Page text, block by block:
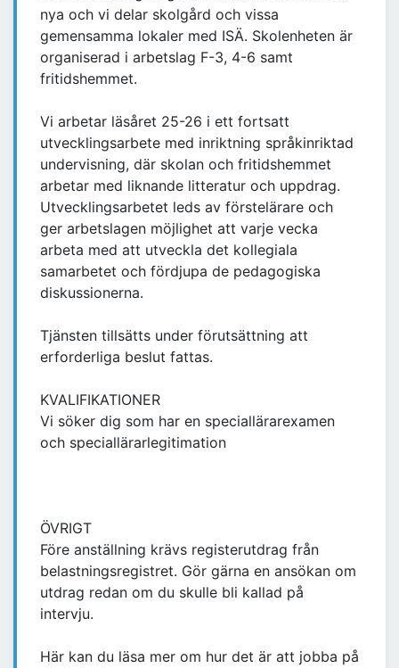
nya och vi delar skolgård och vissa
gemensamma lokaler med ISÄ. Skolenheten är
organiserad i arbetslag F-3, 4-6 samt
fritidshemmet.
Vi arbetar läsåret 25-26 i ett fortsatt
utvecklingsarbete med inriktning språkinriktad
undervisning, där skolan och fritidshemmet
arbetar med liknande litteratur och uppdrag.
Utvecklingsarbetet leds av förstelärare och
ger arbetslagen möjlighet att varje vecka
arbeta med att utveckla det kollegiala
samarbetet och fördjupa de pedagogiska
diskussionerna.
Tjänsten tillsätts under förutsättning att
erforderliga beslut fattas.
KVALIFIKATIONER
Vi söker dig som har en speciallärarexamen
och speciallärarlegitimation
ÖVRIGT
Före anställning krävs registerutdrag från
belastningsregistret. Gör gärna en ansökan om
utdrag redan om du skulle bli kallad på
intervju.
Här kan du läsa mer om hur det är att jobba på